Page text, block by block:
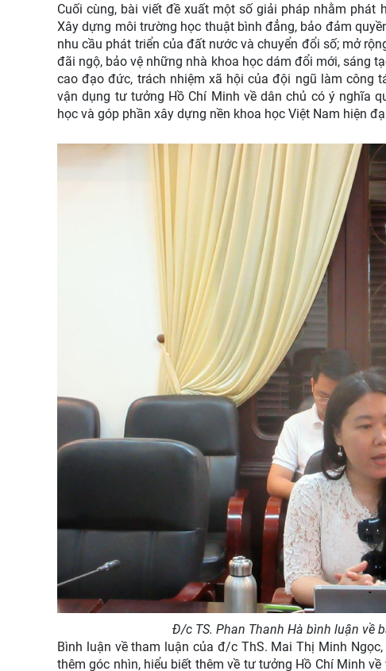
Cuối cùng, bài viết đề xuất một số giải pháp nhằm phát
Xây dựng môi trường học thuật bình đẳng, bảo đảm
nhu cầu phát triển của đất nước và chuyển đổi số; mở
đãi ngộ, bảo vệ những nhà khoa học dám đổi mới, sáng
cao đạo đức, trách nhiệm xã hội của đội ngũ làm công
vận dụng tư tưởng Hồ Chí Minh về dân chủ có ý nghĩa
học và góp phần xây dựng nền khoa học Việt Nam hiện
Đ/c TS. Phan Thanh Hà bình luận về
Bình luận về tham luận của đ/c ThS. Mai Thị Minh
thêm góc nhìn, hiểu biết thêm về tư tưởng Hồ Chí Minh